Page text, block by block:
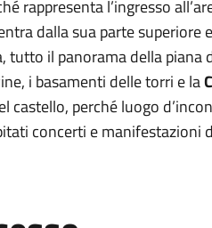
rappresenta l’ingresso
dalla sua parte
tutto il panorama della piana
i basamenti delle torri e la
castello, perché luogo
concerti e manifestazioni